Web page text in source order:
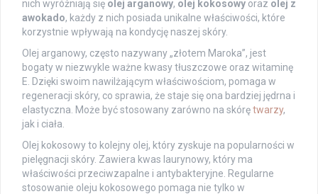
nich wyróżniają się olej arganowy, olej kokosowy oraz olej z
awokado, każdy z nich posiada unikalne właściwości, które
korzystnie wpływają na kondycję naszej skóry.
Olej arganowy, często nazywany „złotem Maroka”, jest
bogaty w niezwykle ważne kwasy tłuszczowe oraz witaminę
E. Dzięki swoim nawilżającym właściwościom, pomaga w
regeneracji skóry, co sprawia, że staje się ona bardziej jędrna i
elastyczna. Może być stosowany zarówno na skórętwarzy,
jak i ciała.
Olej kokosowy to kolejny olej, który zyskuje na popularności w
pielęgnacji skóry. Zawiera kwas laurynowy, który ma
właściwości przeciwzapalne i antybakteryjne. Regularne
stosowanie oleju kokosowego pomaga nie tylko w